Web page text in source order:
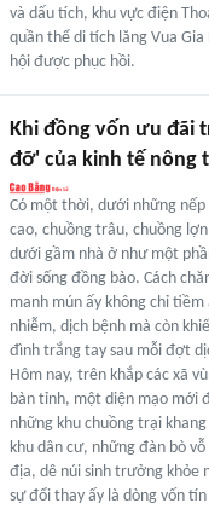
và dấu tích, khu vực điện
quần thể di tích lăng Vua Gia
hội được phục hồi.
Khi đồng vốn ưu đãi
đỡ' của kinh tế nông
Có một thời, dưới những nếp
cao, chuồng trâu, chuồng
dưới gầm nhà ở như một
đời sống đồng bào. Cách
manh mún ấy không chỉ tiềm
nhiễm, dịch bệnh mà còn
đình trắng tay sau mỗi đợt
Hôm nay, trên khắp các xã
bàn tỉnh, một diện mạo mới
những khu chuồng trại
khu dân cư, những đàn bò
địa, dê núi sinh trưởng khỏe
sự đổi thay ấy là dòng vốn